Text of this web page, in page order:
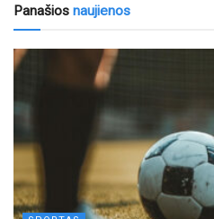
Panašios naujienos